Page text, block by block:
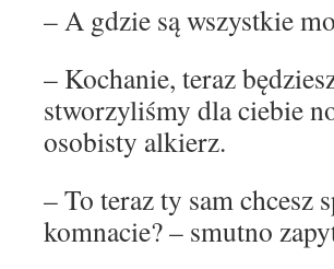
– A gdzie są wszystkie
– Kochanie, teraz
stworzyliśmy dla ciebie
osobisty alkierz.
– To teraz ty sam chcesz
komnacie? – smutno